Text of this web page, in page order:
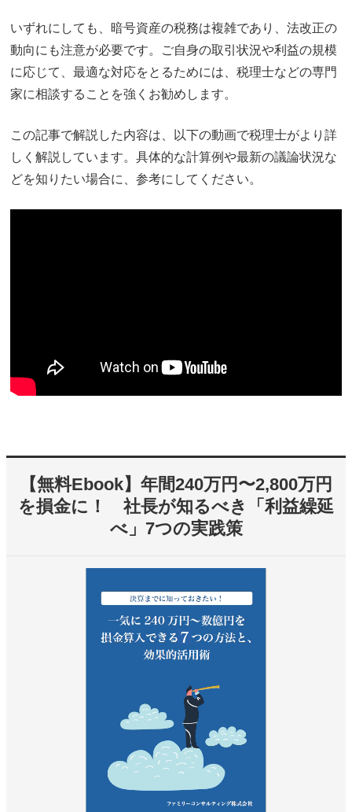
いずれにしても、暗号資産の税務は複雑であり、法改正の
動向にも注意が必要です。ご自身の取引状況や利益の規模
に応じて、最適な対応をとるためには、税理士などの専門
家に相談することを強くお勧めします。
この記事で解説した内容は、以下の動画で税理士がより詳
しく解説しています。具体的な計算例や最新の議論状況な
どを知りたい場合に、参考にしてください。
【無料Ebook】年間240万円〜2,800万円
を損金に！ 社長が知るべき「利益繰延
べ」7つの実践策